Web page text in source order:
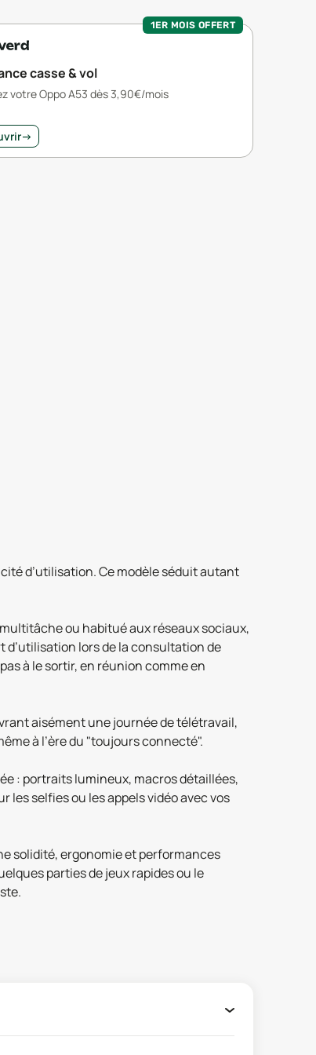
1ER MOIS OFFERT
casse & vol
votre Oppo A53 dès 3,90€/mois
→
d’utilisation. Ce modèle séduit autant
ou habitué aux réseaux sociaux,
d’utilisation lors de la consultation de
à le sortir, en réunion comme en
aisément une journée de télétravail,
à l’ère du "toujours connecté".
: portraits lumineux, macros détaillées,
les selfies ou les appels vidéo avec vos
solidité, ergonomie et performances
parties de jeux rapides ou le